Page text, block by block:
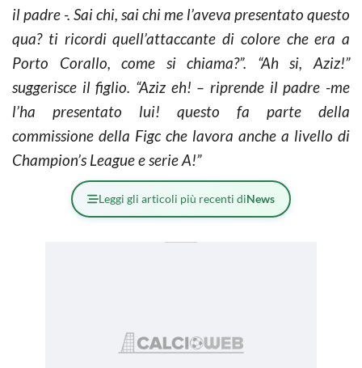
il padre -. Sai chi, sai chi me l’aveva presentato questo
qua? ti ricordi quell’attaccante di colore che era a
Porto Corallo, come si chiama?”. “Ah si, Aziz!”
suggerisce il figlio. “Aziz eh! – riprende il padre -me
l’ha presentato lui! questo fa parte della
commissione della Figc che lavora anche a livello di
Champion’s League e serie A!”
Leggi gli articoli più recenti diNews